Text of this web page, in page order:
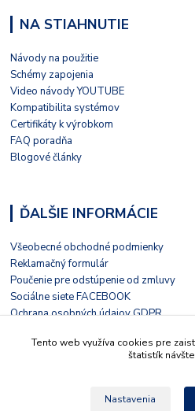
NA STIAHNUTIE
Návody na použitie
Schémy zapojenia
Video návody YOUTUBE
Kompatibilita systémov
Certifikáty k výrobkom
FAQ poradňa
Blogové články
ĎALŠIE INFORMÁCIE
Všeobecné obchodné podmienky
Reklamačný formulár
Poučenie pre odstúpenie od zmluvy
Sociálne siete FACEBOOK
Ochrana osobných údajov GDPR
Kontaktný formulár
Tento web využíva cookies pre
štatistík
Nastavenia